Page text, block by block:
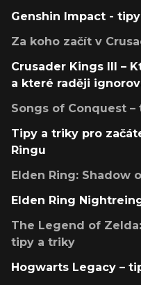
Genshin Impact -
Za koho začít v
Crusader Kings III –
a které raději
Songs of Conquest
Tipy a triky pro
Ringu
Elden Ring: Shadow
Elden Ring
The Legend of
tipy a triky
Hogwarts Legacy –